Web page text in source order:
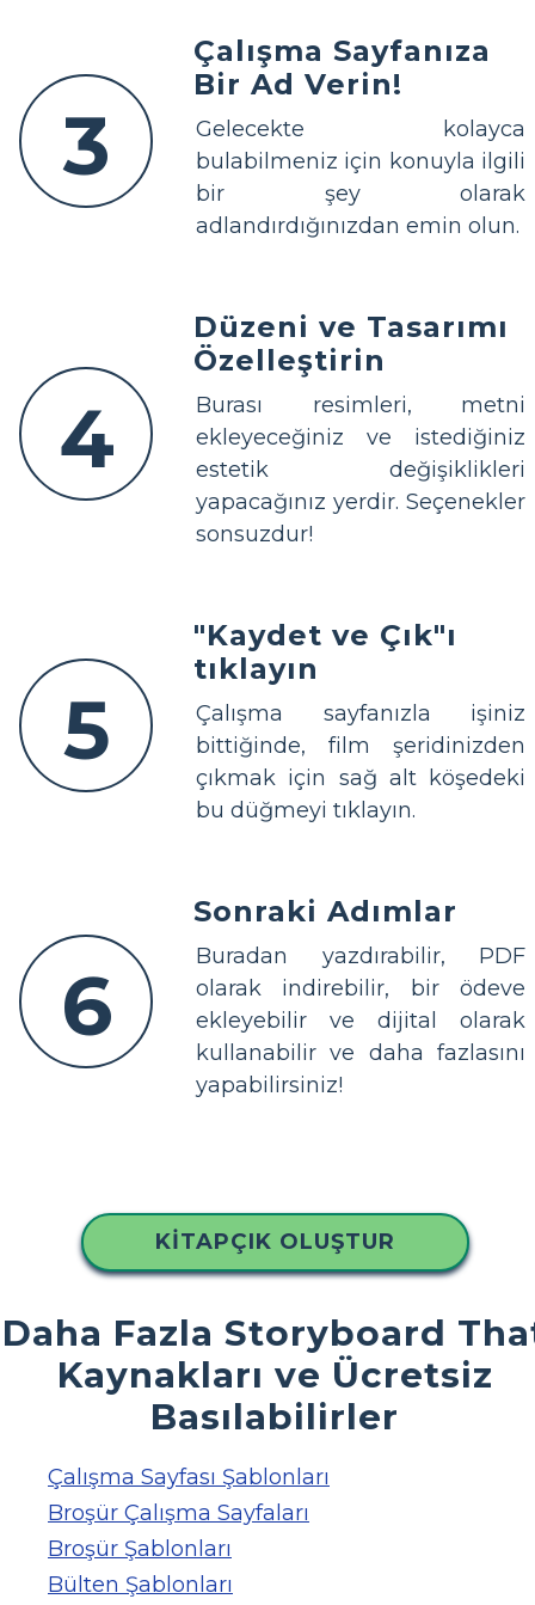
3
Çalışma Sayfanıza
Bir Ad Verin!
Gelecekte kolayca
bulabilmeniz için konuyla ilgili
bir şey olarak
adlandırdığınızdan emin olun.
4
Düzeni ve Tasarımı
Özelleştirin
Burası resimleri, metni
ekleyeceğiniz ve istediğiniz
estetik değişiklikleri
yapacağınız yerdir. Seçenekler
sonsuzdur!
5
"Kaydet ve Çık"ı
tıklayın
Çalışma sayfanızla işiniz
bittiğinde, film şeridinizden
çıkmak için sağ alt köşedeki
bu düğmeyi tıklayın.
6
Sonraki Adımlar
Buradan yazdırabilir, PDF
olarak indirebilir, bir ödeve
ekleyebilir ve dijital olarak
kullanabilir ve daha fazlasını
yapabilirsiniz!
KITAPÇIK OLUŞTUR
Daha Fazla Storyboard
Kaynakları ve Ücretsiz
Basılabilirler
Çalışma Sayfası Şablonları
Broşür Çalışma Sayfaları
Broşür Şablonları
Bülten Şablonları